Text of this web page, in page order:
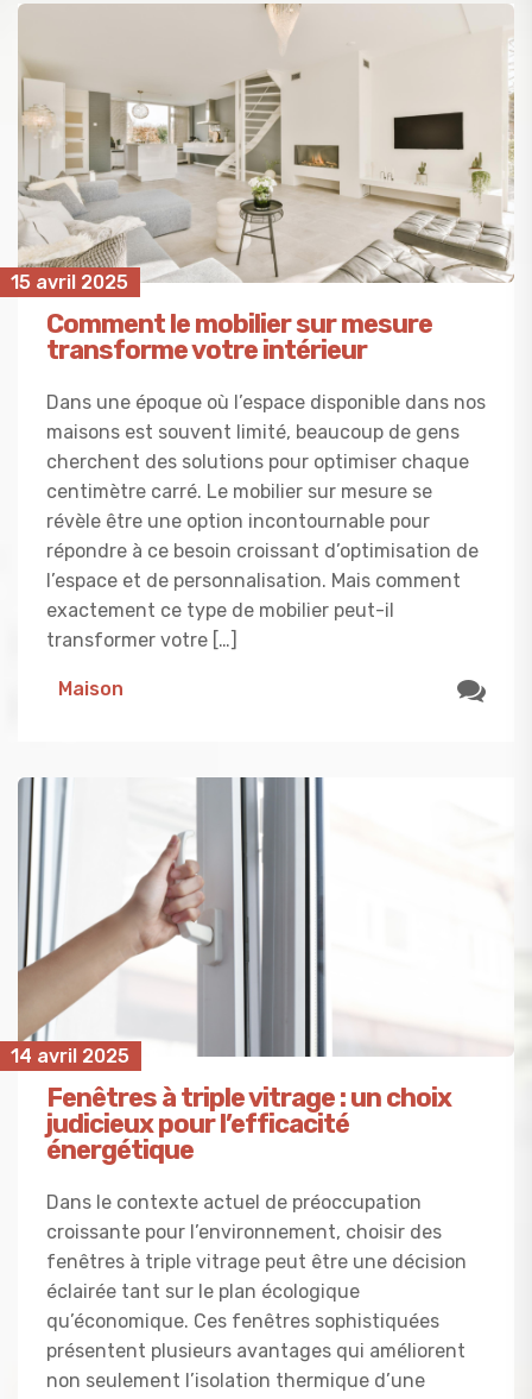
15 avril 2025
Comment le mobilier sur mesure
transforme votre intérieur
Dans une époque où l’espace disponible dans nos
maisons est souvent limité, beaucoup de gens
cherchent des solutions pour optimiser chaque
centimètre carré. Le mobilier sur mesure se
révèle être une option incontournable pour
répondre à ce besoin croissant d’optimisation de
l’espace et de personnalisation. Mais comment
exactement ce type de mobilier peut-il
transformer votre […]
Maison
14 avril 2025
Fenêtres à triple vitrage : un choix
judicieux pour l’efficacité
énergétique
Dans le contexte actuel de préoccupation
croissante pour l’environnement, choisir des
fenêtres à triple vitrage peut être une décision
éclairée tant sur le plan écologique
qu’économique. Ces fenêtres sophistiquées
présentent plusieurs avantages qui améliorent
non seulement l’isolation thermique d’une